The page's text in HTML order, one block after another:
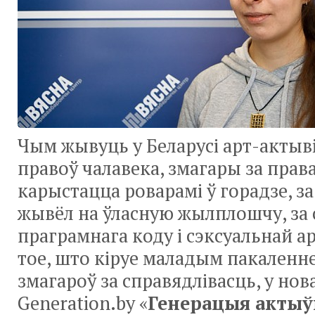
Чым жывуць у Беларусі арт-
правоў чалавека, змагары за
карыстацца роварамі ў горадзе,
жывёл на ўласную жылплошчу, за
праграмнага коду і сэксуальнай
тое, што кіруе маладым
змагароў за справядлівасць, у
Generation.by «Генерацыя